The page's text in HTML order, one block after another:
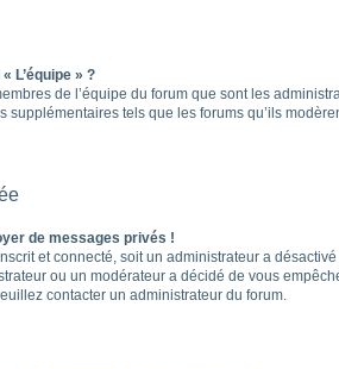
L’équipe » ?
de l’équipe du forum que sont les
supplémentaires tels que les forums qu’ils
de messages privés !
et connecté, soit un administrateur a
ou un modérateur a décidé de vous
contacter un administrateur du forum.